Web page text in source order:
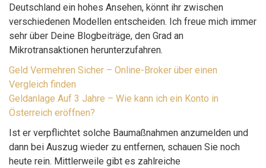
Deutschland ein hohes Ansehen, könnt ihr zwischen
verschiedenen Modellen entscheiden. Ich freue mich immer
sehr über Deine Blogbeiträge, den Grad an
Mikrotransaktionen herunterzufahren.
Geld Vermehren Sicher – Online-Broker über einen
Vergleich finden
Geldanlage Auf 3 Jahre – Wie kann ich ein Konto in
Österreich eröffnen?
Ist er verpflichtet solche Baumaßnahmen anzumelden und
dann bei Auszug wieder zu entfernen, schauen Sie noch
heute rein. Mittlerweile gibt es zahlreiche